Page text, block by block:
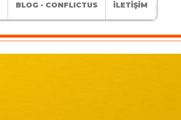
BLOG - CONFLICTUS İLETİŞİM